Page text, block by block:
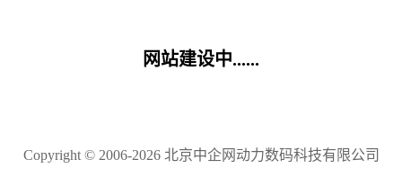
网站建设中......
Copyright © 2006-2026 北京中企网动力数码科技有限公司